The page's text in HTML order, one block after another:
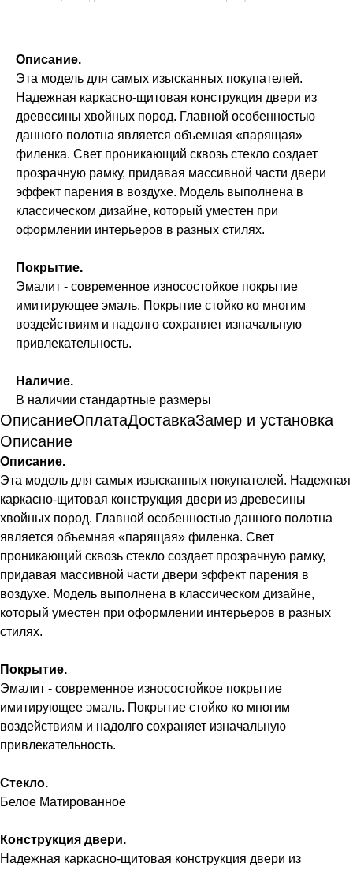
Описание.
Эта модель для самых изысканных покупателей.
Надежная каркасно-щитовая конструкция двери из
древесины хвойных пород. Главной особенностью
данного полотна является объемная «парящая»
филенка. Свет проникающий сквозь стекло создает
прозрачную рамку, придавая массивной части двери
эффект парения в воздухе. Модель выполнена в
классическом дизайне, который уместен при
оформлении интерьеров в разных стилях.
Покрытие.
Эмалит - современное износостойкое покрытие
имитирующее эмаль. Покрытие стойко ко многим
воздействиям и надолго сохраняет изначальную
привлекательность.
Наличие.
В наличии стандартные размеры
ОписаниеОплатаДоставкаЗамер и установка
Описание
Описание.
Эта модель для самых изысканных покупателей. Надежная
каркасно-щитовая конструкция двери из древесины
хвойных пород. Главной особенностью данного полотна
является объемная «парящая» филенка. Свет
проникающий сквозь стекло создает прозрачную рамку,
придавая массивной части двери эффект парения в
воздухе. Модель выполнена в классическом дизайне,
который уместен при оформлении интерьеров в разных
стилях.
Покрытие.
Эмалит - современное износостойкое покрытие
имитирующее эмаль. Покрытие стойко ко многим
воздействиям и надолго сохраняет изначальную
привлекательность.
Стекло.
Белое Матированное
Конструкция двери.
Надежная каркасно-щитовая конструкция двери из